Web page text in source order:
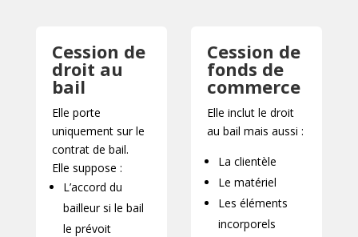
Cession de
droit au
bail
Elle porte
uniquement sur le
contrat de bail.
Elle suppose :
L’accord du
bailleur si le bail
le prévoit
Cession de
fonds de
commerce
Elle inclut le droit
au bail mais aussi :
La clientèle
Le matériel
Les éléments
incorporels